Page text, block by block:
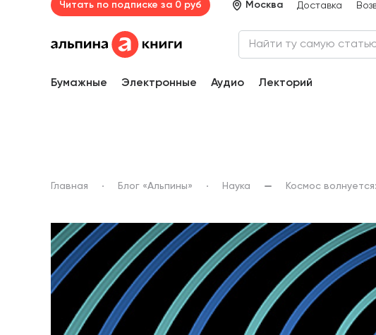
Читать по подписке за 0 руб Москва Доставка
Бумажные Электронные Аудио Лекторий
Главная Блог «Альпины» Наука Космос